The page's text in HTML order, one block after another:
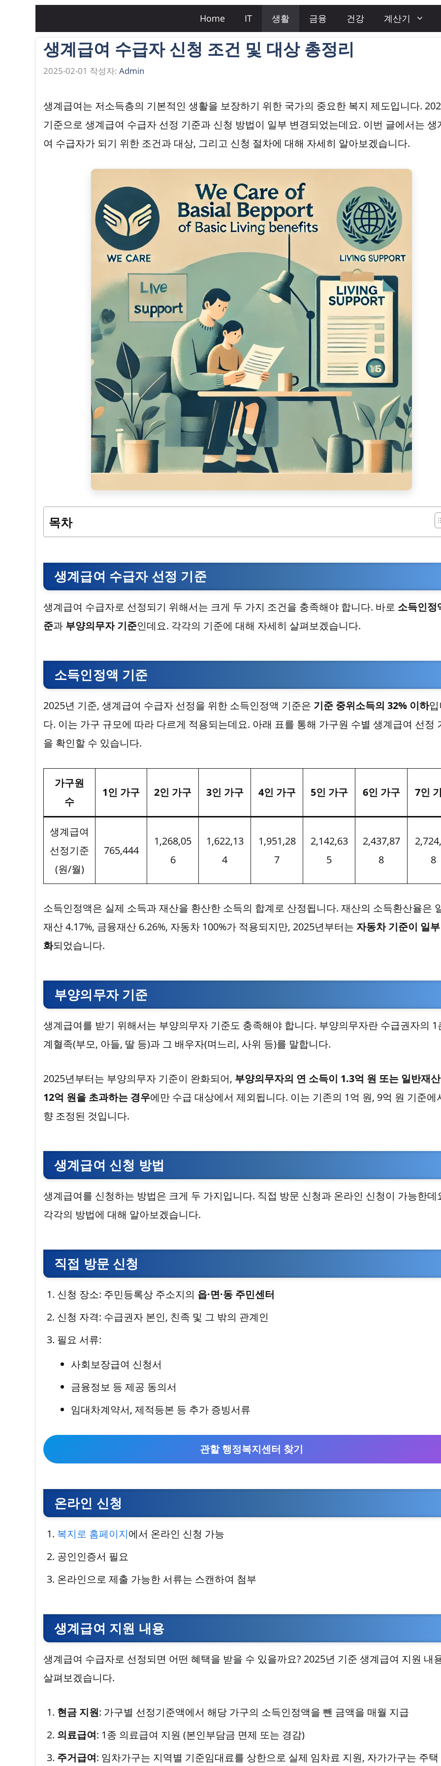
Home IT 생활 금융 건강 계산기
생계급여 수급자 신청 조건 및 대상 총정리
2025-02-01 작성자: Admin
생계급여는 저소득층의 기본적인 생활을 보장하기 위한 국가의 중요한 복지 제도입니다.
기준으로 생계급여 수급자 선정 기준과 신청 방법이 일부 변경되었는데요. 이번 글에서는 생
여 수급자가 되기 위한 조건과 대상, 그리고 신청 절차에 대해 자세히 알아보겠습니다.
목차
생계급여 수급자 선정 기준
생계급여 수급자로 선정되기 위해서는 크게 두 가지 조건을 충족해야 합니다. 바로 소득인정
준과 부양의무자 기준인데요. 각각의 기준에 대해 자세히 살펴보겠습니다.
소득인정액 기준
2025년 기준, 생계급여 수급자 선정을 위한 소득인정액 기준은 기준 중위소득의 32% 이하
다. 이는 가구 규모에 따라 다르게 적용되는데요. 아래 표를 통해 가구원 수별 생계급여 선정
을 확인할 수 있습니다.
가구원
수
1인 가구 2인 가구 3인 가구 4인 가구 5인 가구 6인 가구 7인
생계급여
선정기준
(원/월)
765,444
1,268,05
6
1,622,13
4
1,951,28
7
2,142,63
5
2,437,87
8
8
소득인정액은 실제 소득과 재산을 환산한 소득의 합계로 산정됩니다. 재산의 소득환산율은
재산 4.17%, 금융재산 6.26%, 자동차 100%가 적용되지만, 2025년부터는 자동차 기준이 일
화되었습니다.
부양의무자 기준
생계급여를 받기 위해서는 부양의무자 기준도 충족해야 합니다. 부양의무자란 수급권자의 1
계혈족(부모, 아들, 딸 등)과 그 배우자(며느리, 사위 등)를 말합니다.
2025년부터는 부양의무자 기준이 완화되어, 부양의무자의 연 소득이 1.3억 원 또는 일반재
12억 원을 초과하는 경우에만 수급 대상에서 제외됩니다. 이는 기존의 1억 원, 9억 원 기준에
향 조정된 것입니다.
생계급여 신청 방법
생계급여를 신청하는 방법은 크게 두 가지입니다. 직접 방문 신청과 온라인 신청이 가능한데
각각의 방법에 대해 알아보겠습니다.
직접 방문 신청
신청 장소: 주민등록상 주소지의 읍·면·동 주민센터
신청 자격: 수급권자 본인, 친족 및 그 밖의 관계인
필요 서류:
사회보장급여 신청서
금융정보 등 제공 동의서
임대차계약서, 제적등본 등 추가 증빙서류
관할 행정복지센터 찾기
온라인 신청
복지로 홈페이지에서 온라인 신청 가능
공인인증서 필요
온라인으로 제출 가능한 서류는 스캔하여 첨부
생계급여 지원 내용
생계급여 수급자로 선정되면 어떤 혜택을 받을 수 있을까요? 2025년 기준 생계급여 지원 내
살펴보겠습니다.
현금 지원: 가구별 선정기준액에서 해당 가구의 소득인정액을 뺀 금액을 매월 지급
의료급여: 1종 의료급여 지원 (본인부담금 면제 또는 경감)
주거급여: 임차가구는 지역별 기준임대료를 상한으로 실제 임차료 지원, 자가가구는 주택